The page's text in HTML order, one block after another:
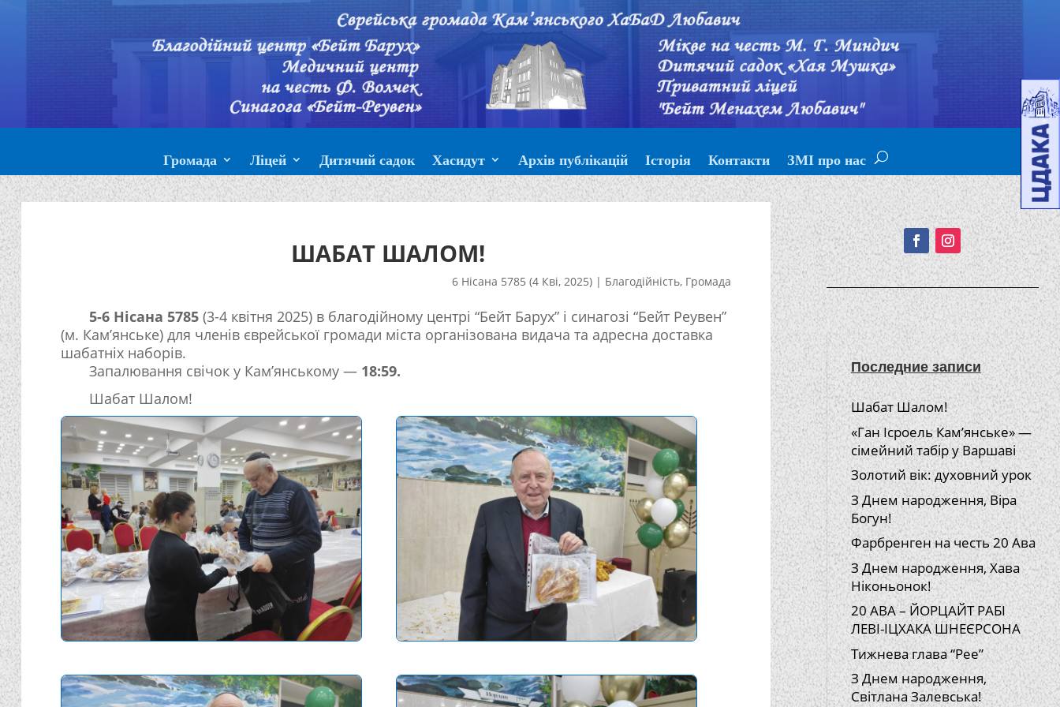
Громада Ліцей Дитячий садок Хасидут Архів публікацій Історія Контакти ЗМІ про нас
ШАБАТ ШАЛОМ!
6 Нісана 5785 (4 Кві, 2025)| Благодійність, Громада
5-6 Нісана 5785(3-4 квітня 2025) в благодійному центрі “Бейт Барух” і синагозі “Бейт Реувен”
(м. Кам’янське) для членів єврейської громади міста організована видача та адресна доставка
шабатніх наборів.
Запалювання свічок у Кам’янському — 18:59.
Шабат Шалом!
Подписывайтесь!
Последние записи
Шабат Шалом!
«Ган Ісроель Кам’янське» —
сімейний табір у Варшаві
Золотий вік: духовний урок
З Днем народження, Віра
Богун!
Фарбренген на честь 20 Ава
З Днем народження, Хава
Ніконьонок!
20 АВА – ЙОРЦАЙТ РАБІ
ЛЕВІ-ІЦХАКА ШНЕЄРСОНА
Тижнева глава “Рее”
З Днем народження,
Світлана Залевська!